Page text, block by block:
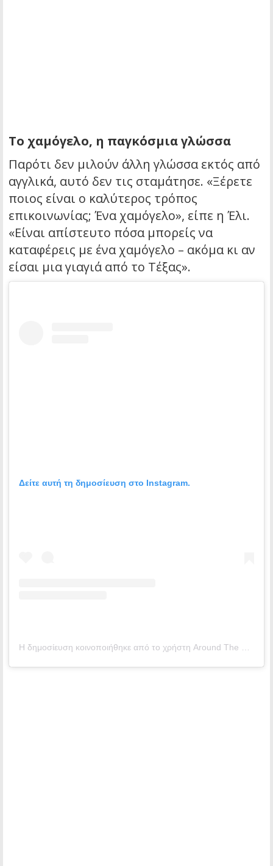
Το χαμόγελο, η παγκόσμια γλώσσα
Παρότι δεν μιλούν άλλη γλώσσα εκτός από
αγγλικά, αυτό δεν τις σταμάτησε. «Ξέρετε
ποιος είναι ο καλύτερος τρόπος
επικοινωνίας; Ένα χαμόγελο», είπε η Έλι.
«Είναι απίστευτο πόσα μπορείς να
καταφέρεις με ένα χαμόγελο – ακόμα κι αν
είσαι μια γιαγιά από το Τέξας».
Δείτε αυτή τη δημοσίευση στο Instagram.
Η δημοσίευση κοινοποιήθηκε από το χρήστη Around The World at 80 (@aroundtheworldat80)